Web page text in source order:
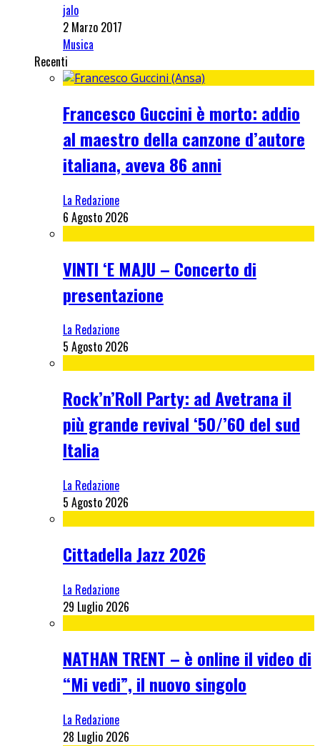
jalo
2 Marzo 2017
Musica
Recenti
Francesco Guccini è morto: addio
al maestro della canzone d’autore
italiana, aveva 86 anni
La Redazione
6 Agosto 2026
VINTI ‘E MAJU – Concerto di
presentazione
La Redazione
5 Agosto 2026
Rock’n’Roll Party: ad Avetrana il
più grande revival ‘50/’60 del sud
Italia
La Redazione
5 Agosto 2026
Cittadella Jazz 2026
La Redazione
29 Luglio 2026
NATHAN TRENT – è online il video di
“Mi vedi”, il nuovo singolo
La Redazione
28 Luglio 2026